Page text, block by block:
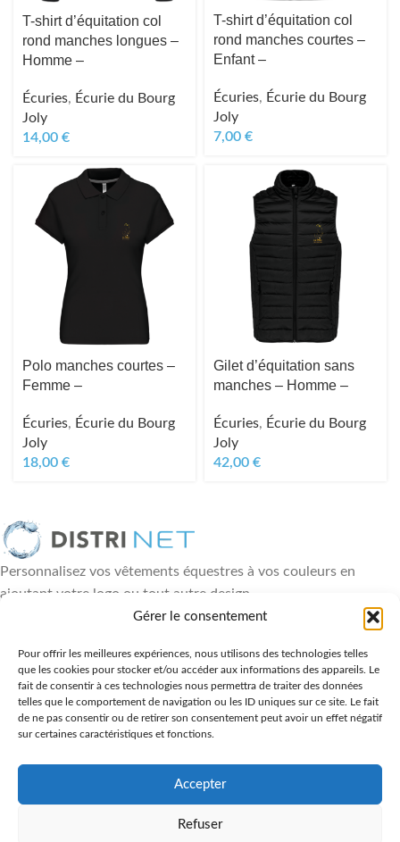
Gérer le consentement
Pour offrir les meilleures expériences, nous utilisons des technologies telles
que les cookies pour stocker et/ou accéder aux informations des appareils. Le
fait de consentir à ces technologies nous permettra de traiter des données
telles que le comportement de navigation ou les ID uniques sur ce site. Le fait
de ne pas consentir ou de retirer son consentement peut avoir un effet négatif
sur certaines caractéristiques et fonctions.
Accepter
Refuser
T-shirt d’équitation col
rond manches longues –
Homme –
Écuries, Écurie du Bourg
Joly
14,00 €
T-shirt d’équitation col
rond manches courtes –
Enfant –
Écuries, Écurie du Bourg
Joly
7,00 €
Polo manches courtes –
Femme –
Écuries, Écurie du Bourg
Joly
18,00 €
Gilet d’équitation sans
manches – Homme –
Écuries, Écurie du Bourg
Joly
42,00 €
Personnalisez vos vêtements équestres à vos couleurs en
ajoutant votre logo ou tout autre design
18, rue Paul Héroult - 49460 Montreuil Juigné
DERNIÈRES ACTUALITÉS
LIENS UTILES
Tous droits réservésDistrinet 2024 | RéalisationLes Agences du
Web.